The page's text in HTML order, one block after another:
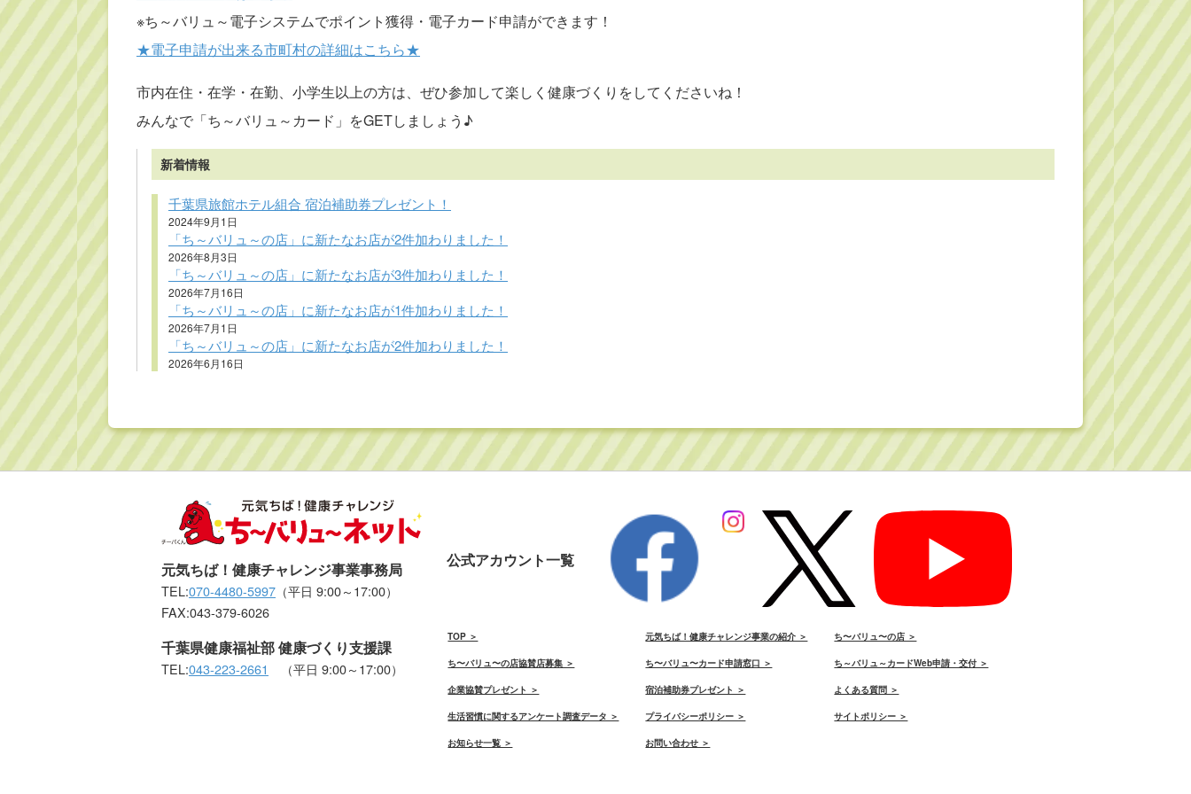
※ち～バリュ～電子システムでポイント獲得・電子カード申請ができます！
★電子申請が出来る市町村の詳細はこちら★
市内在住・在学・在勤、小学生以上の方は、ぜひ参加して楽しく健康づくりをしてくださいね！
みんなで「ち～バリュ～カード」をGETしましょう♪
新着情報
千葉県旅館ホテル組合 宿泊補助券プレゼント！
2024年9月1日
「ち～バリュ～の店」に新たなお店が2件加わりました！
2026年8月3日
「ち～バリュ～の店」に新たなお店が3件加わりました！
2026年7月16日
「ち～バリュ～の店」に新たなお店が1件加わりました！
2026年7月1日
「ち～バリュ～の店」に新たなお店が2件加わりました！
2026年6月16日
元気ちば！健康チャレンジ事業事務局
TEL:070-4480-5997 （平日 9:00～17:00）
FAX:043-379-6026
千葉県健康福祉部 健康づくり支援課
TEL:043-223-2661 （平日 9:00～17:00）
公式アカウント一覧
TOP ＞ 元気ちば！健康チャレンジ事業の紹介 ＞ ち〜バリュ〜の店 ＞
ち〜バリュ〜の店協賛店募集 ＞ ち〜バリュ〜カード申請窓口 ＞ ち～バリュ～カードWeb申請・交付 ＞
企業協賛プレゼント ＞ 宿泊補助券プレゼント ＞ よくある質問 ＞
生活習慣に関するアンケート調査データ ＞ プライバシーポリシー ＞ サイトポリシー ＞
お知らせ一覧 ＞ お問い合わせ ＞